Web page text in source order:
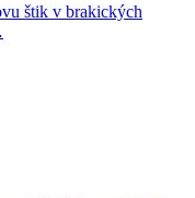
štik v brakických